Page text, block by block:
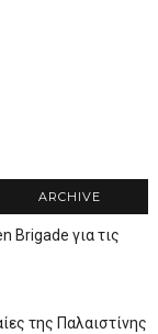
ARCHIVE
Brigade για τις
της Παλαιστίνης